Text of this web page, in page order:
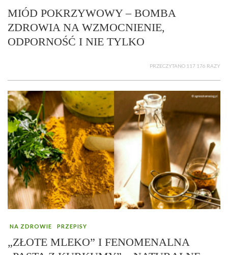
MIÓD POKRZYWOWY – BOMBA
ZDROWIA NA WZMOCNIENIE,
ODPORNOŚĆ I NIE TYLKO
PRZECZYTANO 117 176 RAZY
NA ZDROWIE PRZEPISY
„ZŁOTE MLEKO” I FENOMENALNA